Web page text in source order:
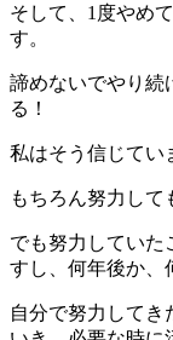
そして、1度やめ
す。
諦めないでやり続
る！
私はそう信じてい
もちろん努力して
でも努力していた
すし、何年後か、
自分で努力してき